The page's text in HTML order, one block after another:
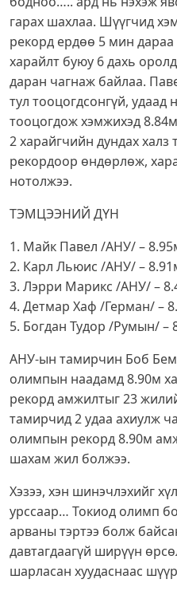
гарах шахлаа. Шүүгчид
рекорд ердөө 5 мин дараа
харайлт буюу 6 дахь
даран чагнаж байлаа.
тул тооцогдсонгүй,
тооцогдож хэмжихэд
2 харайгчийн дундах
рекордоор өндөрлөж,
нотолжээ.
ТЭМЦЭЭНИЙ ДҮН
1. Майк Павел /АНУ/ –
2. Карл Льюис /АНУ/ –
3. Лэрри Марикс /АНУ/ –
4. Детмар Хаф /Герман/ –
5. Богдан Тудор /Румын/ –
АНУ-ын тамирчин Боб
олимпын наадамд 8.90м
рекорд амжилтыг 23
тамирчид 2 удаа ахиулж
олимпын рекорд 8.90м
шахам жил болжээ.
Хэзээ, хэн шинэчлэхийг
урссаар… Токиод олимп
арваны тэртээ болж
давтагдаагүй ширүүн
шарласан хуудаснаас